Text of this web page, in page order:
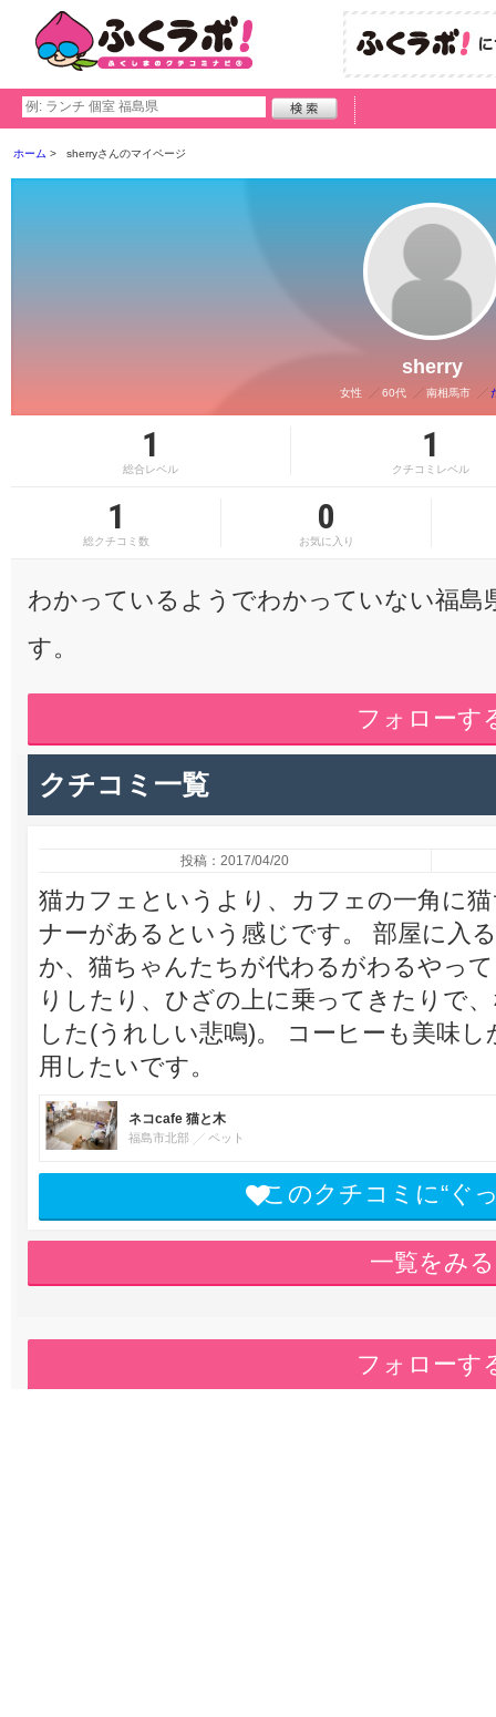
ホーム sherryさんのマイページ
sherry
女性 60代 南相馬市
1
総合レベル
1
クチコミレベル
1
総クチコミ数
0
お気に入り
わかっているようでわかっていない福島
す。
フォローす
クチコミ一覧
投稿：2017/04/20
猫カフェというより、カフェの一角に
ナーがあるという感じです。 部屋に入
か、猫ちゃんたちが代わるがわるやっ
りしたり、ひざの上に乗ってきたりで
した(うれしい悲鳴)。 コーヒーも美味
用したいです。
ネコcafe 猫と木
福島市北部 ペット
このクチコミに“ぐ
一覧をみる
フォローす